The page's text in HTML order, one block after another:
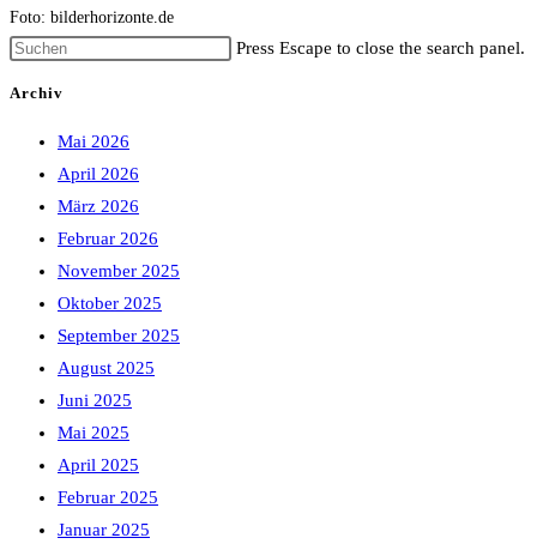
Foto: bilderhorizonte.de
Press Escape to close the search panel.
Archiv
Mai 2026
April 2026
März 2026
Februar 2026
November 2025
Oktober 2025
September 2025
August 2025
Juni 2025
Mai 2025
April 2025
Februar 2025
Januar 2025